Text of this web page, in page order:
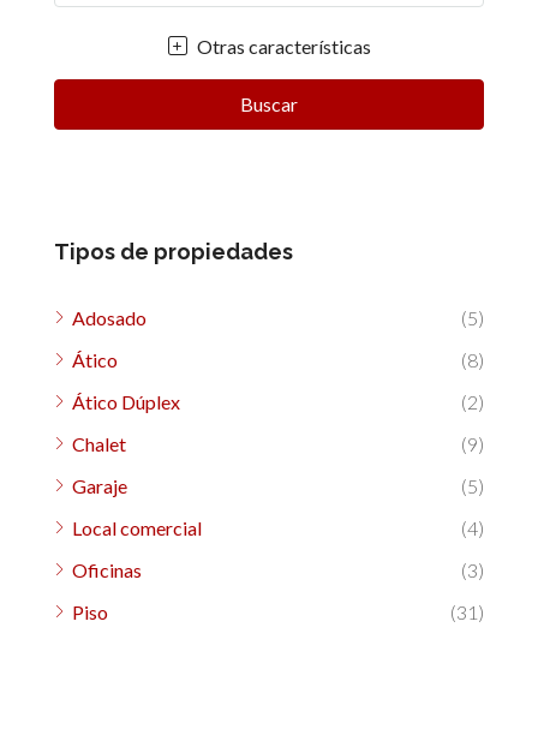
Otras características
Buscar
Tipos de propiedades
Adosado
(5)
Ático
(8)
Ático Dúplex
(2)
Chalet
(9)
Garaje
(5)
Local comercial
(4)
Oficinas
(3)
Piso
(31)